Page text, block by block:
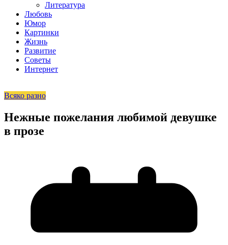
Литература
Любовь
Юмор
Картинки
Жизнь
Развитие
Советы
Интернет
Всяко разно
Нежные пожелания любимой девушке
в прозе